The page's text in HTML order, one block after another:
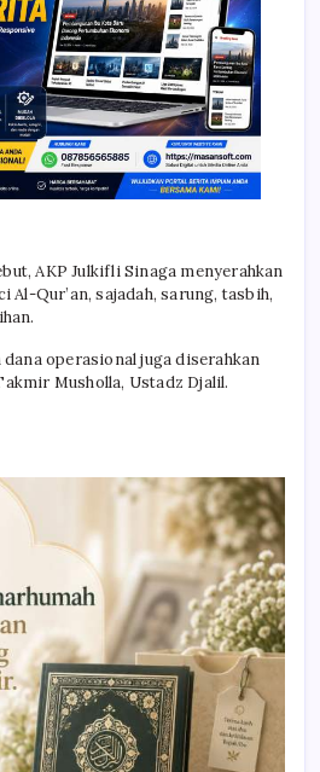
AKP Julkifli Sinaga menyerahkan
Al-Qur’an, sajadah, sarung, tasbih,
operasional juga diserahkan
Musholla, Ustadz Djalil.